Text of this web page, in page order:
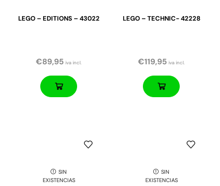
LEGO – EDITIONS – 43022
€89,95 iva incl.
LEGO – TECHNIC- 42228
€119,95 iva incl.
SIN
EXISTENCIAS
SIN
EXISTENCIAS